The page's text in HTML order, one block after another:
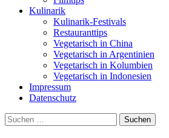
Kulinarik
Kulinarik-Festivals
Restauranttips
Vegetarisch in China
Vegetarisch in Argentinien
Vegetarisch in Kolumbien
Vegetarisch in Indonesien
Impressum
Datenschutz
Suchen
nach: